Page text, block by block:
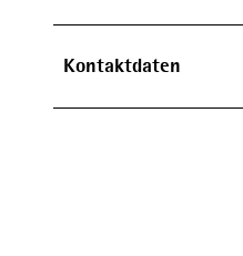
Kontaktdaten